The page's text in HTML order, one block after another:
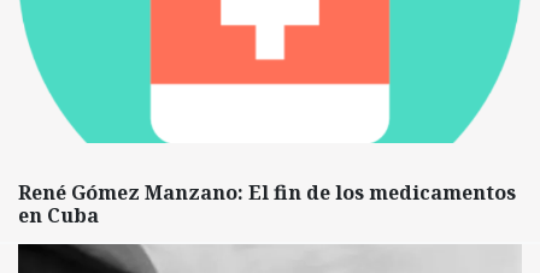
René Gómez Manzano: El fin de los medicamentos
en Cuba